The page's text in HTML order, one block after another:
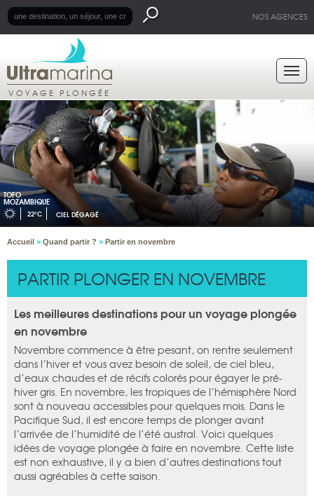
NOS AGENCES
VOYAGE PLONGÉE
TOFO
MOZAMBIQUE
22°C CIEL DÉGAGÉ
Accueil > Quand partir ? > Partir en novembre
PARTIR PLONGER EN NOVEMBRE
Les meilleures destinations pour un voyage plongée
en novembre
Novembre commence à être pesant, on rentre seulement
dans l’hiver et vous avez besoin de soleil, de ciel bleu,
d’eaux chaudes et de récifs colorés pour égayer le pré-
hiver gris. En novembre, les tropiques de l’hémisphère Nord
sont à nouveau accessibles pour quelques mois. Dans le
Pacifique Sud, il est encore temps de plonger avant
l’arrivée de l’humidité de l’été austral. Voici quelques
idées de voyage plongée à faire en novembre. Cette liste
est non exhaustive, il y a bien d’autres destinations tout
aussi agréables à cette saison.